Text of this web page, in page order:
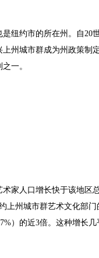
纽约市的所在州。自20
州城市群成为州政策制
一。
家人口增长快于该地区
上州城市群艺术文化部
）的近3倍。这种增长